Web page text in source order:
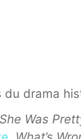
drama
She Was